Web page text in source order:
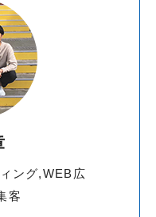
ング,WEB広
客